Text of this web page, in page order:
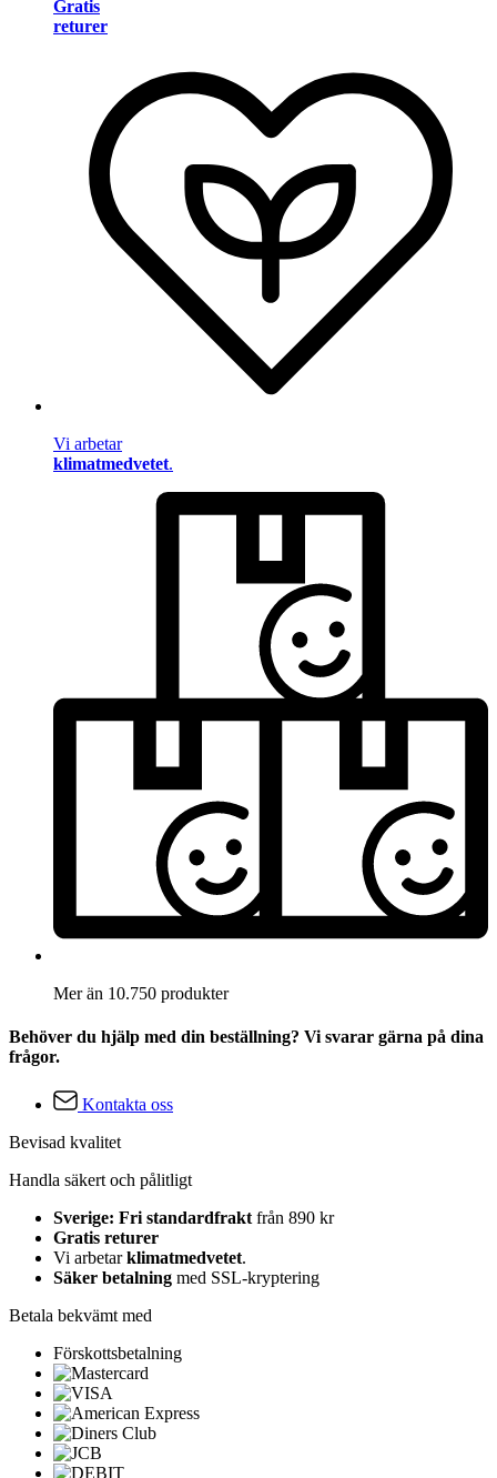
Gratis
returer
Vi arbetar
klimatmedvetet.
Mer än 10.750 produkter
Behöver du hjälp med din beställning? Vi svarar gärna på dina
frågor.
Kontakta oss
Bevisad kvalitet
Handla säkert och pålitligt
Sverige: Fri standardfrakt från 890 kr
Gratis returer
Vi arbetarklimatmedvetet.
Säker betalning med SSL-kryptering
Betala bekvämt med
Förskottsbetalning